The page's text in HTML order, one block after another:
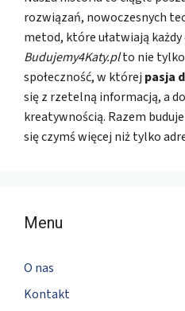
rozwiązań, nowoczesnych
metod, które ułatwiają
Budujemy4Katy.plto nie tylko
społeczność, w której pasja
się z rzetelną informacją, a
kreatywnością. Razem
się czymś więcej niż tylko
Menu
O nas
Kontakt